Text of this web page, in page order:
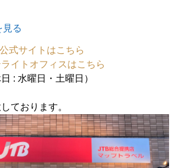
見る
式サイトはこちら
イトオフィスはこちら
: 水曜日・土曜日）
ております。